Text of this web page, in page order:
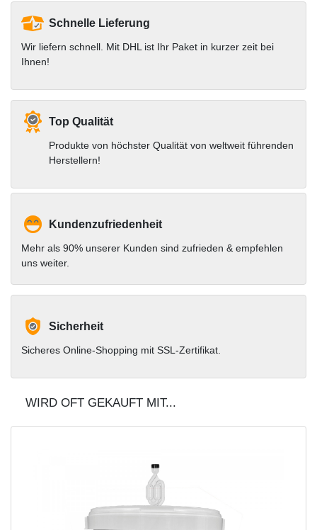
Schnelle Lieferung
Wir liefern schnell. Mit DHL ist Ihr Paket in kurzer zeit bei
Ihnen!
Top Qualität
Produkte von höchster Qualität von weltweit führenden
Herstellern!
Kundenzufriedenheit
Mehr als 90% unserer Kunden sind zufrieden & empfehlen
uns weiter.
Sicherheit
Sicheres Online-Shopping mit SSL-Zertifikat.
WIRD OFT GEKAUFT MIT...